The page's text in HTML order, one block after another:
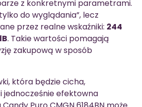
z konkretnymi parametrami.
do wyglądania”, lecz
przez realne wskaźniki: 244
. Takie wartości pomagają
zakupową w sposób
która będzie cicha,
jednocześnie efektowna